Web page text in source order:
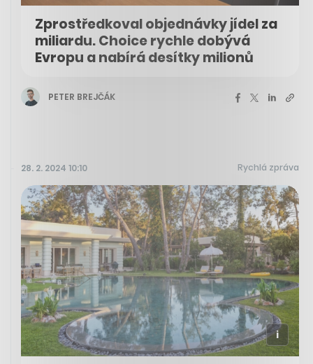
Zprostředkoval objednávky jídel za
miliardu. Choice rychle dobývá
Evropu a nabírá desítky milionů
PETER BREJČÁK
28. 2. 2024 10:10 Rychlá zpráva